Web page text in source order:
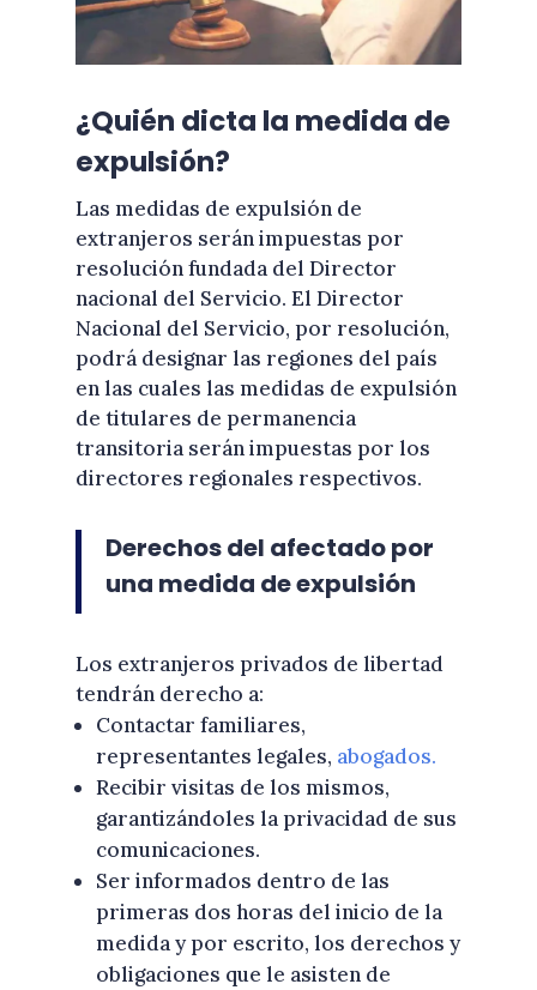
¿Quién dicta la medida de
expulsión?
Las medidas de expulsión de
extranjeros serán impuestas por
resolución fundada del Director
nacional del Servicio. El Director
Nacional del Servicio, por resolución,
podrá designar las regiones del país
en las cuales las medidas de expulsión
de titulares de permanencia
transitoria serán impuestas por los
directores regionales respectivos.
Derechos del afectado por
una medida de expulsión
Los extranjeros privados de libertad
tendrán derecho a:
Contactar familiares,
representantes legales, abogados.
Recibir visitas de los mismos,
garantizándoles la privacidad de sus
comunicaciones.
Ser informados dentro de las
primeras dos horas del inicio de la
medida y por escrito, los derechos y
obligaciones que le asisten de